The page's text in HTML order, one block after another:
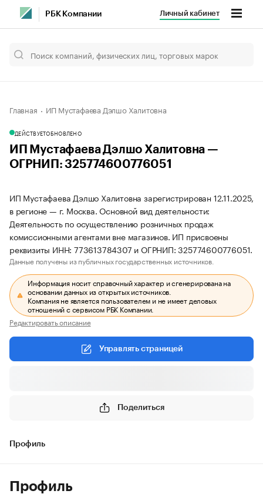
РБК Компании Личный кабинет
Главная ИП Мустафаева Дэлшо Халитовна
ДЕЙСТВУЕТОБНОВЛЕНО
ИП Мустафаева Дэлшо Халитовна —
ОГРНИП: 325774600776051
ИП Мустафаева Дэлшо Халитовна зарегистрирован 12.11.2025,
в регионе — г. Москва. Основной вид деятельности:
Деятельность по осуществлению розничных продаж
комиссионными агентами вне магазинов. ИП присвоены
реквизиты ИНН: 773613784307 и ОГРНИП: 325774600776051.
Данные получены из публичных государственных источников.
Информация носит справочный характер и сгенерирована на
основании данных из открытых источников.
Компания не является пользователем и не имеет деловых
отношений с сервисом РБК Компании.
Редактировать описание
Управлять страницей
Поделиться
Профиль
Профиль